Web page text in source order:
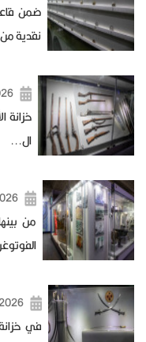
ضمن
نقدية
خزانة
ال...
في